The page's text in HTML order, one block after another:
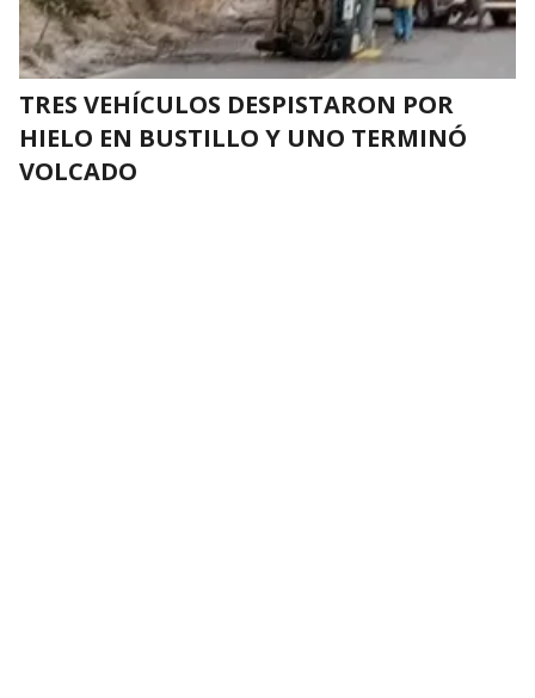
TRES VEHÍCULOS DESPISTARON POR
HIELO EN BUSTILLO Y UNO TERMINÓ
VOLCADO